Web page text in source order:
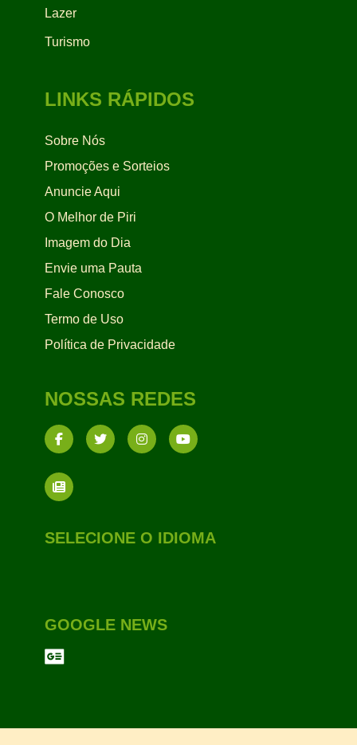
Lazer
Turismo
LINKS RÁPIDOS
Sobre Nós
Promoções e Sorteios
Anuncie Aqui
O Melhor de Piri
Imagem do Dia
Envie uma Pauta
Fale Conosco
Termo de Uso
Política de Privacidade
NOSSAS REDES
SELECIONE O IDIOMA
GOOGLE NEWS